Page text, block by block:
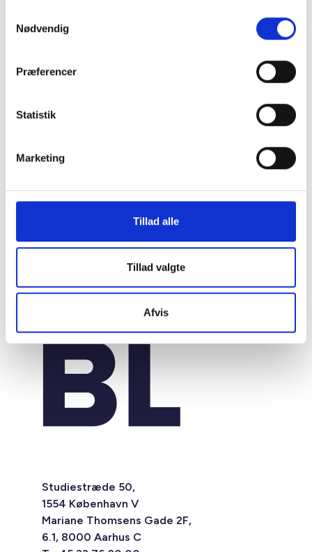
Nødvendig
Præferencer
Statistik
Marketing
Tillad alle
Tillad valgte
Afvis
Ny vejledning om udlejning af almene boliger
Ny typeformular for private lejemål pr. 1.
september 2022
Studiestræde 50,
1554 København V
Mariane Thomsens Gade 2F,
6.1, 8000 Aarhus C